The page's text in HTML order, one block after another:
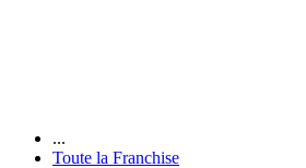
...
Toute la Franchise